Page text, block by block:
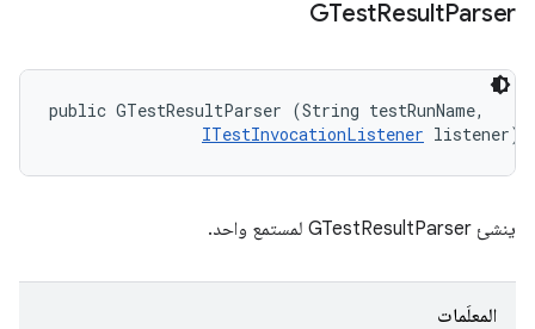
GTestResultParser
public GTestResultParser (String testRunName,
ITestInvocationListener listener)
ينشئ GTestResultParser لمستمع واحد.
المعلَمات